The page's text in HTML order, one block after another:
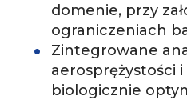
domenie, przy
ograniczeniach
Zintegrowane
aerosprężystości
biologicznie